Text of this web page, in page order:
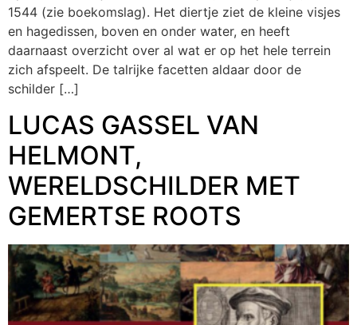
1544 (zie boekomslag). Het diertje ziet de kleine visjes
en hagedissen, boven en onder water, en heeft
daarnaast overzicht over al wat er op het hele terrein
zich afspeelt. De talrijke facetten aldaar door de
schilder […]
LUCAS GASSEL VAN
HELMONT,
WERELDSCHILDER MET
GEMERTSE ROOTS